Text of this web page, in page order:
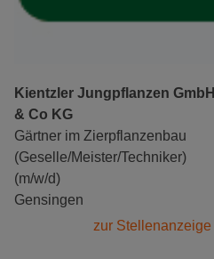
Kientzler Jungpflanzen GmbH
& Co KG
Gärtner im Zierpflanzenbau
(Geselle/Meister/Techniker)
(m/w/d)
Gensingen
zur Stellenanzeige